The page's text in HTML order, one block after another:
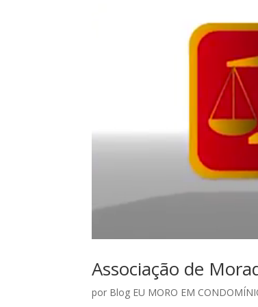
Associação de
por Blog EU MORO EM